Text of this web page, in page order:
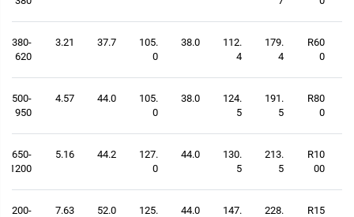
R60
0
179.
4
112.
4
38.0
105.
0
37.7
3.21
380-
620
R80
0
191.
5
124.
5
38.0
105.
0
44.0
4.57
500-
950
R10
00
213.
5
130.
5
44.0
127.
0
44.2
5.16
650-
1200
R15
228.
147.
44.0
125.
52.0
7.63
1200-